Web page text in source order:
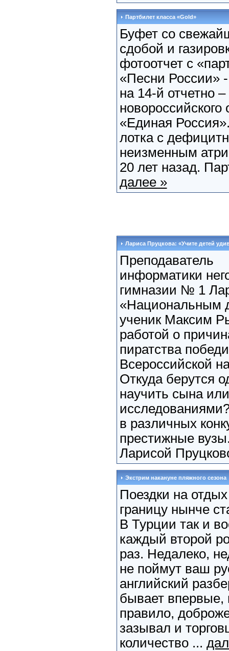
Партбилет класса «Gold»
Буфет со
сдобой и
фотоотчет с
«Песни России» -
на 14-й отчетно
новороссийского
«Единая
лотка с
неизменным
20 лет назад.
далее »
Лариса Пруцкова: «Учите детей
Преподаватель
информатики
гимназии № 1
«Национальным
ученик Максим
работой о
пиратства
Всероссийской
Откуда берутся
научить сына
в различных
престижные
Ларисой
Экстрим накануне пляжного сезона
Поездки на
границу нынче
В Турции так и
каждый второй
раз. Недалеко,
не поймут ваш
английский
бывает впервые,
правило,
зазывал и
количество ...